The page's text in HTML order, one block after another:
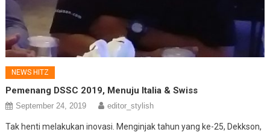
NEWS HITZ
Pemenang DSSC 2019, Menuju Italia & Swiss
September 24, 2019 editor_stylish
Tak henti melakukan inovasi. Menginjak tahun yang ke-25, Dekkson,